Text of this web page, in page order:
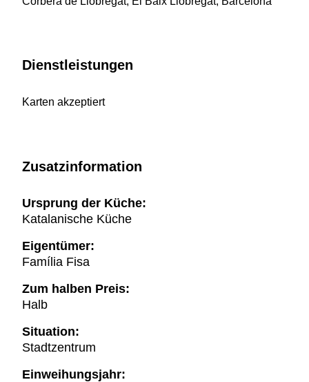
Dienstleistungen
Karten akzeptiert
Zusatzinformation
Ursprung der Küche:
Katalanische Küche
Eigentümer:
Família Fisa
Zum halben Preis:
Halb
Situation:
Stadtzentrum
Einweihungsjahr: